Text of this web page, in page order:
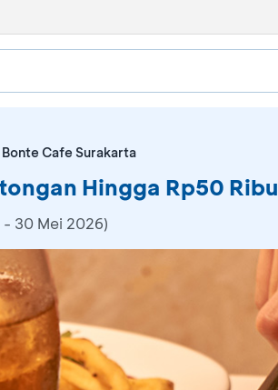
Bonte Cafe Surakarta
Hingga Rp50 Ribu
30 Mei 2026)